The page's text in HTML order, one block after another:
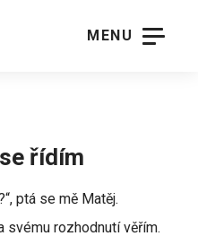
MENU
řídím
ptá se mě Matěj.
svému rozhodnutí věřím.